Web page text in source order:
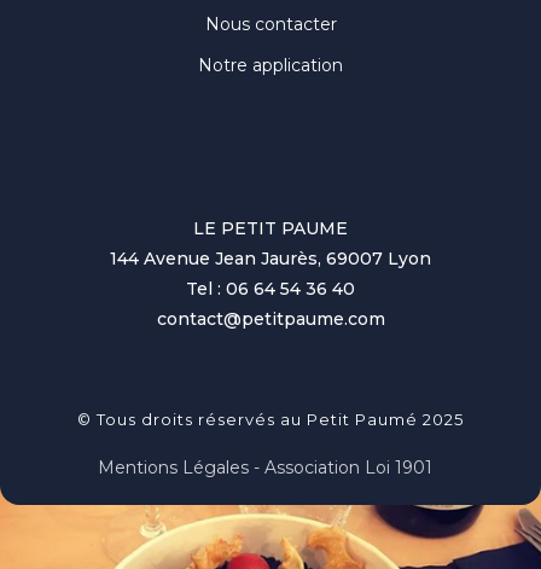
Nous contacter
Notre application
LE PETIT PAUME
144 Avenue Jean Jaurès, 69007 Lyon
Tel : 06 64 54 36 40
contact@petitpaume.com
© Tous droits réservés au Petit Paumé 2025
Mentions Légales - Association Loi 1901